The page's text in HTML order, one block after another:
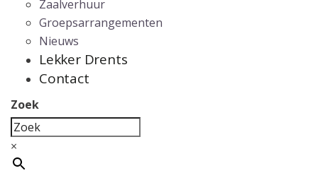
Zaalverhuur
Groepsarrangementen
Nieuws
Lekker Drents
Contact
Zoek
×